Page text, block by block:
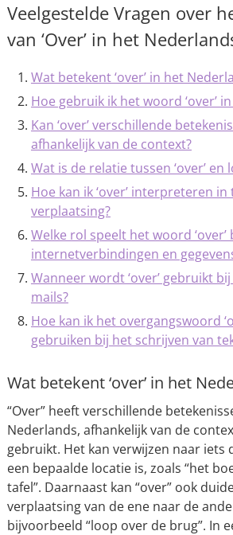
Veelgestelde Vragen over
van ‘Over’ in het
Wat betekent ‘over’ in het
Hoe gebruik ik het woord ‘over’
Kan ‘over’ verschillende
afhankelijk van de context?
Wat is de relatie tussen ‘over’ en
Hoe kan ik ‘over’ interpreteren
verplaatsing?
Welke rol speelt het woord ‘over’
internetverbindingen en
Wanneer wordt ‘over’ gebruikt
mails?
Hoe kan ik het overgangswoord
gebruiken bij het schrijven van
Wat betekent ‘over’ in het
“Over” heeft verschillende
Nederlands, afhankelijk van de
gebruikt. Het kan verwijzen naar iets
een bepaalde locatie is, zoals “het
tafel”. Daarnaast kan “over” ook
verplaatsing van de ene naar de
bijvoorbeeld “loop over de brug”. In